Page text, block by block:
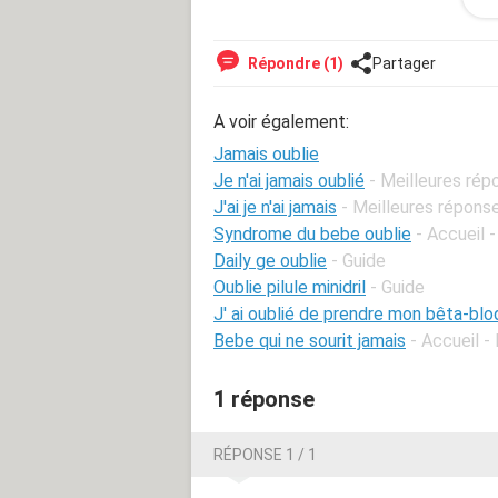
La vie a ensuite fini par nous
fixe car aucune adresse mail ou
Comment faire pour renouer par
Je remercie d'avance toute
Répondre (1) Partager
A voir également:
Jamais oublie
Je n'ai jamais oublié - Meilleures
J'ai je n'ai jamais - Meilleures
Syndrome du bebe oublie - Accueil
Daily ge oublie - Guide
Oublie pilule minidril - Guide
J' ai oublié de prendre mon bêta-
Bebe qui ne sourit jamais - Accueil -
1 réponse
RÉPONSE 1 / 1